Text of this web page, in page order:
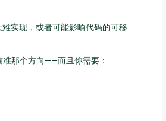
实现，或者可能影响代码的可移
那个方向——而且你需要：